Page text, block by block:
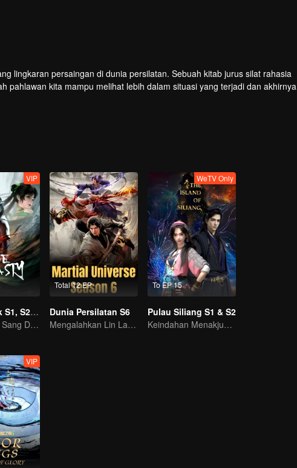
lingkaran persaingan di dunia persilatan. Sebuah kitab jurus silat rahasia
pahlawan kita mampu melihat lebih dalam situasi yang terjadi dan akhirnya
VIP
Dinasti Giok S1, S2, S3
Kebangkitan Sang Dewa, Awal dari Akhir Dunia!
Total 12 EP
Dunia Persilatan S6
Mengalahkan Lin Langtian, meraih gelar juara.
To EP 15
WeTV Only
Pulau Siliang S1 & S2
Keindahan Menakjubkan: Fantasi Kuno 3D
VIP